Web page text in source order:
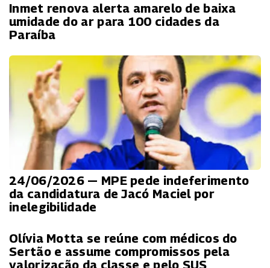
Inmet renova alerta amarelo de baixa
umidade do ar para 100 cidades da
Paraíba
24/06/2026 — MPE pede indeferimento
da candidatura de Jacó Maciel por
inelegibilidade
Olívia Motta se reúne com médicos do
Sertão e assume compromissos pela
valorização da classe e pelo SUS